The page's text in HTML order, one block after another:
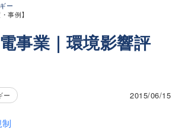
ー
事例】
事業｜環境影響評
ー 2015/06/15